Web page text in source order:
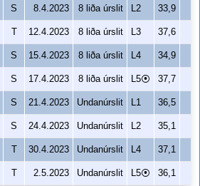
S 8.4.2023 8 liða úrslit L2 33,9
12.4.2023 8 liða úrslit L3 37,6
S 15.4.2023 8 liða úrslit L4 34,9
S 17.4.2023 8 liða úrslit L5⦿ 37,7
S 21.4.2023 Undanúrslit L1 36,5
S 24.4.2023 Undanúrslit L2 35,1
30.4.2023 Undanúrslit L4 37,1
2.5.2023 Undanúrslit L5⦿ 36,1